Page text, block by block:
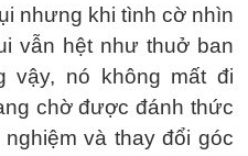
nhưng khi tình cờ nhìn
vẫn hệt như thuở ban
vậy, nó không mất đi
chờ được đánh thức
và thay đổi góc